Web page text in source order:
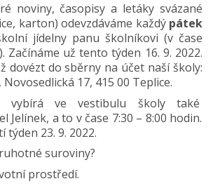
noviny, časopisy a letáky svázané
karton) odevzdáváme každý pátek
jídelny panu školníkovi (v čase
Začínáme už tento týden 16. 9. 2022.
dovézt do sběrny na účet naší školy:
17, 415 00 Teplice.
vybírá ve vestibulu školy také
Jelínek, a to v čase 7:30 – 8:00 hodin.
týden 23. 9. 2022.
suroviny?
prostředí.